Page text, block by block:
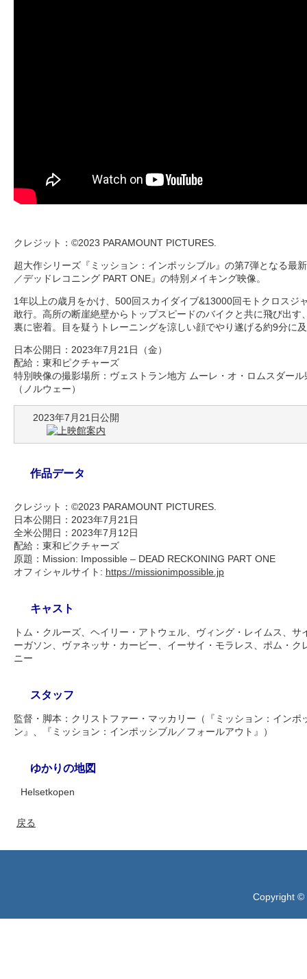
クレジット：©2023 PARAMOUNT PICTURES.
超大作シリーズ『ミッション：インポッシブル』の第7弾となる最
／デッドレコニング PART ONE』の特別メイキング映像。
1年以上の歳月をかけ、500回スカイダイブ&13000回モトクロスジ
敢行。高所の断崖絶壁からトップスピードのバイクと共に飛び出す
裏に密着。目を疑うトレーニングを涼しい顔でやり遂げる約9分に
日本公開日：2023年7月21日（金）
配給：東和ピクチャーズ
特別映像の撮影場所：ヴェストラン地方 ムーレ・オ・ロムスダー
（ノルウェー）
2023年7月21日公開
作品データ
クレジット：©2023 PARAMOUNT PICTURES.
日本公開日：2023年7月21日
全米公開日：2023年7月12日
配給：東和ピクチャーズ
原題：Mission: Impossible – DEAD RECKONING PART ONE
オフィシャルサイト: https://missionimpossible.jp
キャスト
トム・クルーズ、ヘイリー・アトウェル、ヴィング・レイムス、
ーガソン、ヴァネッサ・カービー、イーサイ・モラレス、ポム・ク
ニー
スタッフ
監督・脚本：クリストファー・マッカリー（『ミッション：インポ
ン』、『ミッション：インポッシブル／フォールアウト』）
ゆかりの地図
Helsetkopen
戻る
Copyright ©